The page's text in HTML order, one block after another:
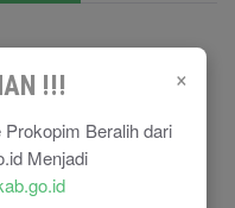
×
!!!
Beralih dari
Menjadi